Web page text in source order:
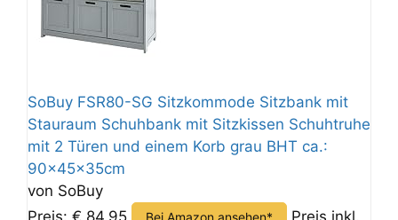
SoBuy FSR80-SG Sitzkommode Sitzbank mit
Stauraum Schuhbank mit Sitzkissen Schuhtruhe
mit 2 Türen und einem Korb grau BHT ca.:
90x45x35cm
von SoBuy
Preis: € 84,95
Bei Amazon ansehen*
Preis inkl.